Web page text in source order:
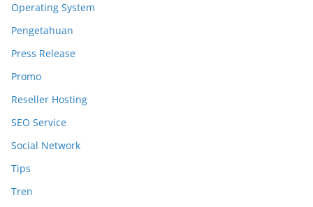
Operating System
Pengetahuan
Press Release
Promo
Reseller Hosting
SEO Service
Social Network
Tips
Tren